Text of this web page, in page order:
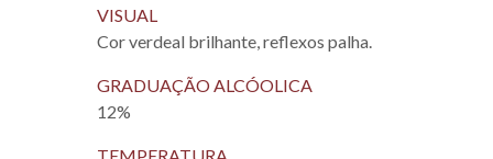
VISUAL
Cor verdeal brilhante, reflexos palha.
GRADUAÇÃO ALCÓOLICA
12%